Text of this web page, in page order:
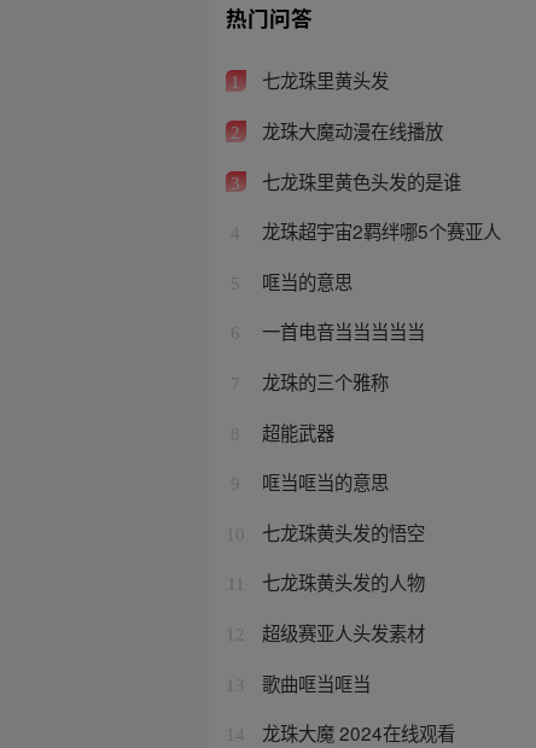
热门问答
1 七龙珠里黄头发
2 龙珠大魔动漫在线播放
3 七龙珠里黄色头发的是谁
4 龙珠超宇宙2羁绊哪5个赛亚人
5 哐当的意思
6 一首电音当当当当当
7 龙珠的三个雅称
8 超能武器
9 哐当哐当的意思
10 七龙珠黄头发的悟空
七龙珠黄头发的人物
12 超级赛亚人头发素材
13 歌曲哐当哐当
14 龙珠大魔 2024在线观看